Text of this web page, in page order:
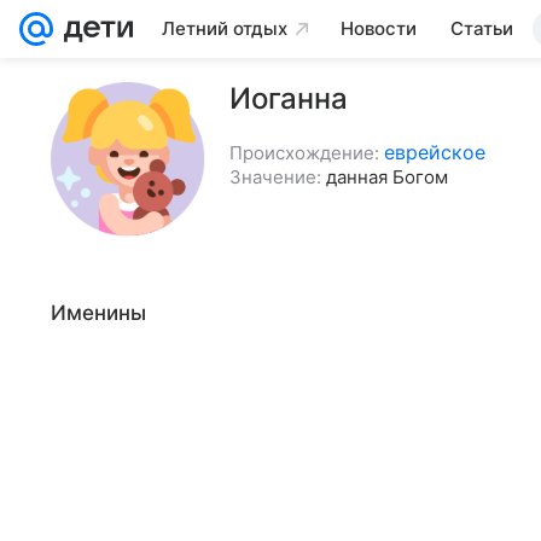
Летний отдых Новости Статьи
Иоганна
Происхождение: еврейское
Значение: данная Богом
Именины